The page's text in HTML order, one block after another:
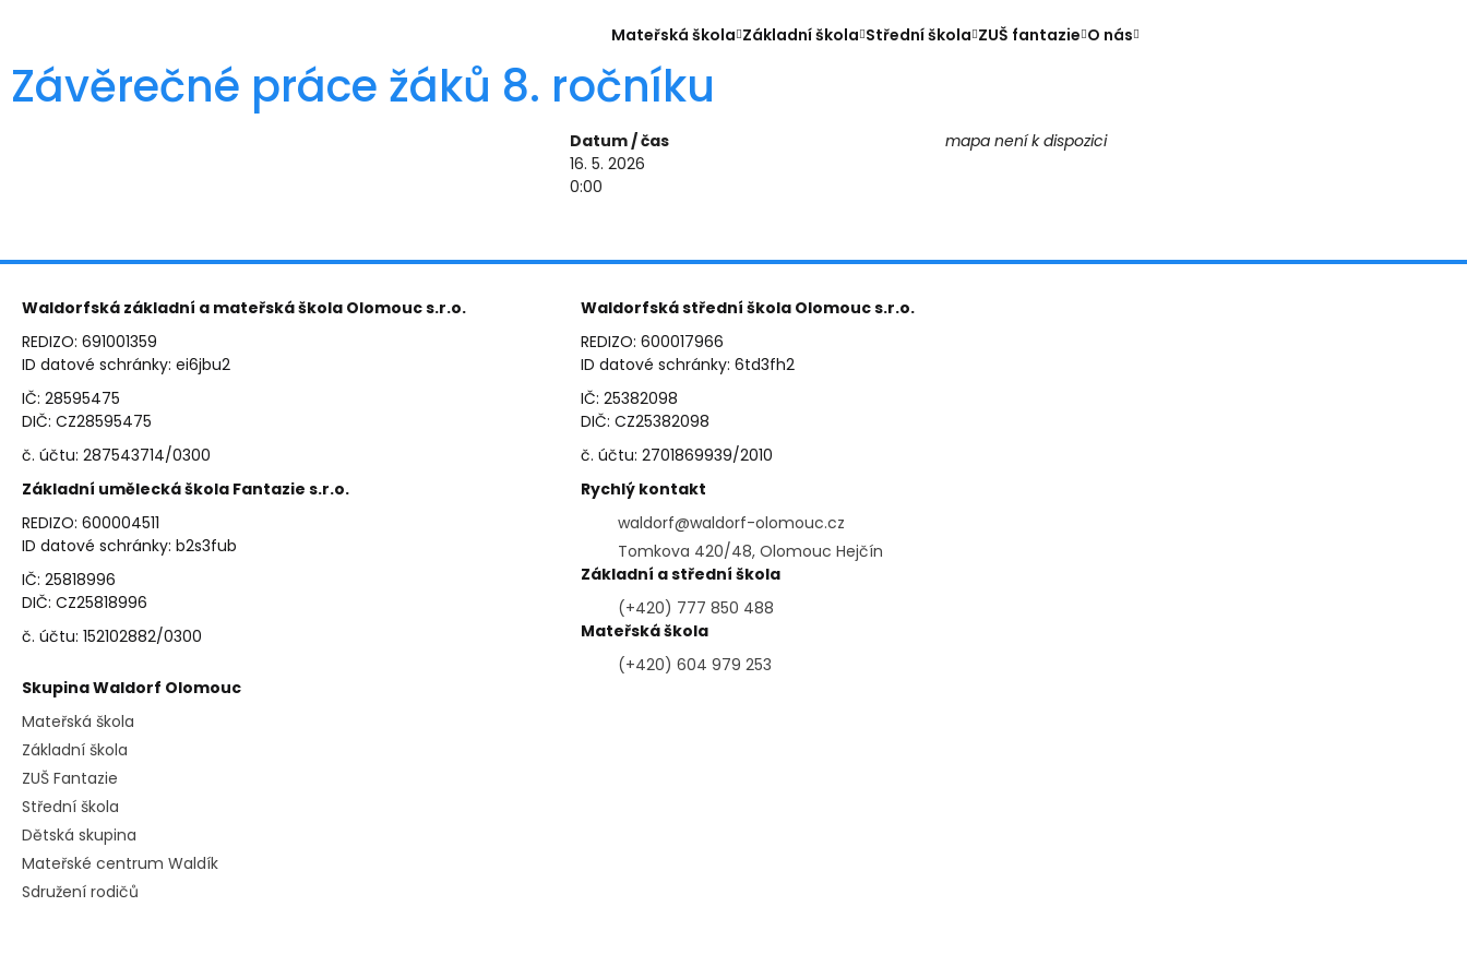
Mateřská škola Základní škola Střední škola ZUŠ fantazie O nás
Závěrečné práce žáků 8. ročníku
mapa není k dispozici
Datum / čas
16. 5. 2026
0:00
Waldorfská základní a mateřská škola Olomouc s.r.o.
REDIZO: 691001359
ID datové schránky: ei6jbu2
IČ: 28595475
DIČ: CZ28595475
č. účtu: 287543714/0300
Waldorfská střední škola Olomouc s.r.o.
REDIZO: 600017966
ID datové schránky: 6td3fh2
IČ: 25382098
DIČ: CZ25382098
č. účtu: 2701869939/2010
Základní umělecká škola Fantazie s.r.o.
REDIZO: 600004511
ID datové schránky: b2s3fub
IČ: 25818996
DIČ: CZ25818996
č. účtu: 152102882/0300
Rychlý kontakt
waldorf@waldorf-olomouc.cz
Tomkova 420/48, Olomouc Hejčín
Základní a střední škola
(+420) 777 850 488
Mateřská škola
(+420) 604 979 253
Skupina Waldorf Olomouc
Mateřská škola
Základní škola
ZUŠ Fantazie
Střední škola
Dětská skupina
Mateřské centrum Waldík
Sdružení rodičů